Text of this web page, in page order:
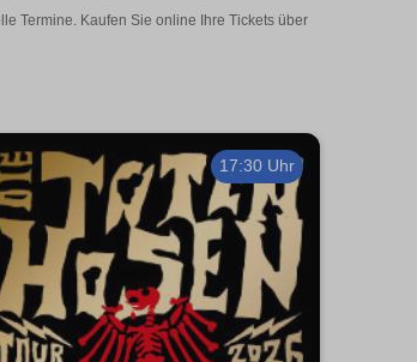
Termine. Kaufen Sie online Ihre Tickets über
17:30 Uhr